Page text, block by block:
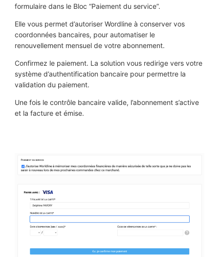
formulaire dans le Bloc “Paiement du service”.
Elle vous permet d’autoriser Wordline à conserver vos
coordonnées bancaires, pour automatiser le
renouvellement mensuel de votre abonnement.
Confirmez le paiement. La solution vous redirige vers votre
système d’authentification bancaire pour permettre la
validation du paiement.
Une fois le contrôle bancaire valide, l’abonnement s’active
et la facture et émise.